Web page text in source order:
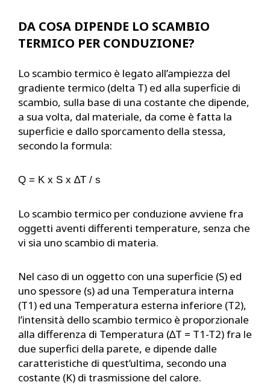
DA COSA DIPENDE LO SCAMBIO
TERMICO PER CONDUZIONE?
Lo scambio termico è legato all’ampiezza del
gradiente termico (delta T) ed alla superficie di
scambio, sulla base di una costante che dipende,
a sua volta, dal materiale, da come è fatta la
superficie e dallo sporcamento della stessa,
secondo la formula:
Q = K x S x ∆T / s
Lo scambio termico per conduzione avviene fra
oggetti aventi differenti temperature, senza che
vi sia uno scambio di materia.
Nel caso di un oggetto con una superficie (S) ed
uno spessore (s) ad una Temperatura interna
(T1) ed una Temperatura esterna inferiore (T2),
l’intensità dello scambio termico è proporzionale
alla differenza di Temperatura (∆T = T1-T2) fra le
due superfici della parete, e dipende dalle
caratteristiche di quest’ultima, secondo una
costante (K) di trasmissione del calore.